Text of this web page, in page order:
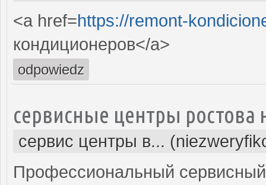
<a href=https://remont-
кондиционеров</a>
odpowiedz
сервисные центры ростова
сервис центры в...
Профессиональный